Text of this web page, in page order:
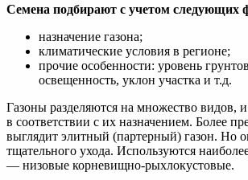
Семена подбирают с учетом следующих
назначение газона;
климатические условия в регионе;
прочие особенности: уровень
освещенность, уклон участка и т.д.
Газоны разделяются на множество видов,
в соответствии с их назначением. Более
выглядит элитный (партерный) газон. Но
тщательного ухода. Используются
— низовые корневищно-рыхлокустовые.